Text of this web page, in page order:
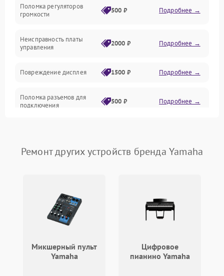
Механика
Поломка регуляторов
громкости
500 ₽ Подробнее →
Неисправность платы
управления
2000 ₽ Подробнее →
Повреждение дисплея 1500 ₽ Подробнее →
Поломка разъемов для
подключения
500 ₽ Подробнее →
защиты от перегрузок
Поломка системы
Ремонт других устройств бренда Yamaha
Микшерный пульт
Yamaha
Цифровое
пианино Yamaha